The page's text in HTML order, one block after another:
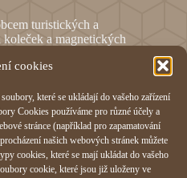
cookies
které se ukládají do vašeho zařízení
Cookies používáme pro různé účely a
stránce (například pro zapamatování
našich webových stránek můžete
cookies, které se mají ukládat do vašeho
cookie, které jsou již uloženy ve
turistických a
a magnetických